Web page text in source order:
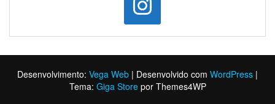
Desenvolvimento: Vega Web | Desenvolvido com WordPress |
Tema: Giga Storepor Themes4WP